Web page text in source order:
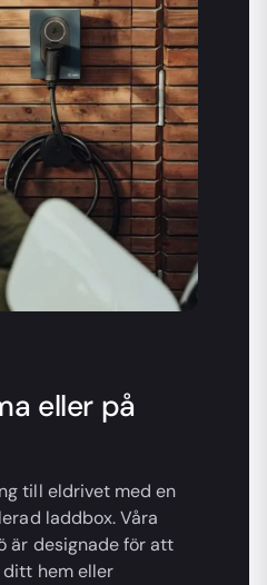
eller på
till eldrivet med en
laddbox. Våra
är designade för att
hem eller